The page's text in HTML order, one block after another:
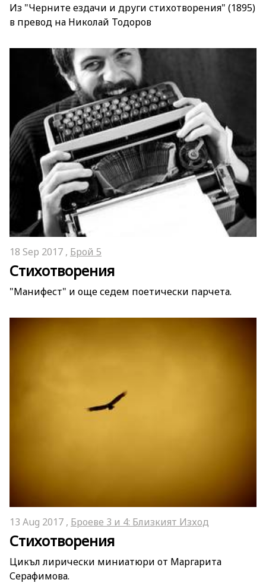
Из "Черните ездачи и други стихотворения" (1895)
в превод на Николай Тодоров
18 Sep 2017 , Брой 5
Стихотворения
"Манифест" и още седем поетически парчета.
13 Aug 2017 , Броеве 3 и 4: Близкият Изход
Стихотворения
Цикъл лирически миниатюри от Маргарита
Серафимова.